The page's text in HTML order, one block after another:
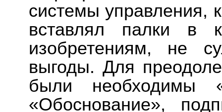
системы управления,
вставлял палки в
изобретениям, не
выгоды. Для
были необходимы
«Обоснование»,